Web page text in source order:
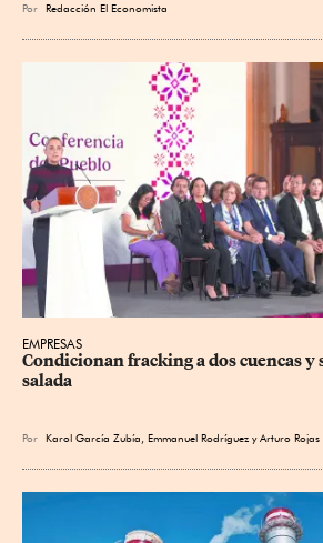
Por Redacción El Economista
EMPRESAS
Condicionan fracking a dos cuencas y
salada
Por Karol García Zubía Emmanuel Rodríguez yArturo Rojas